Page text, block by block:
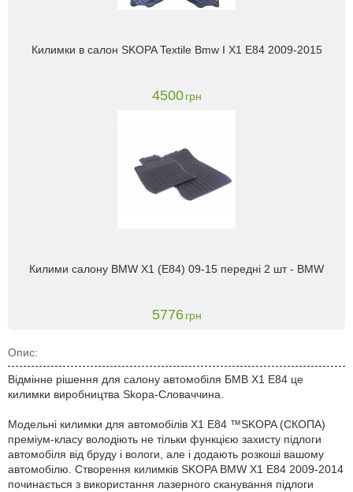
Килимки в салон SKOPA Textile Bmw I X1 E84 2009-2015
4500 грн
Килими салону BMW X1 (E84) 09-15 передні 2 шт - BMW
5776 грн
Опис:
Відмінне рішення для салону автомобіля БМВ X1 Е84 це
килимки виробництва Skopa-Словаччина.
Модельні килимки для автомобілів X1 Е84 ™SKOPA (СКОПА)
преміум-класу володіють не тільки функцією захисту підлоги
автомобіля від бруду і вологи, але і додають розкоші вашому
автомобілю. Створення килимків SKOPA BMW X1 E84 2009-2014
починається з використання лазерного сканування підлоги